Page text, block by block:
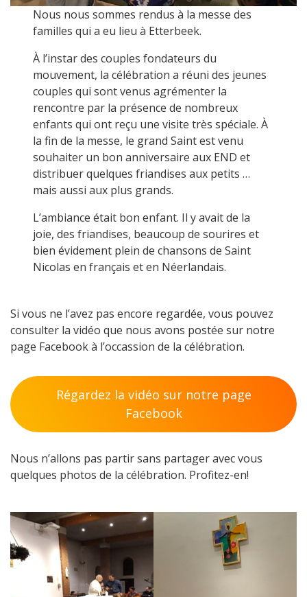
Nous nous sommes rendus à la messe des
familles qui a eu lieu à Etterbeek.
À l’instar des couples fondateurs du
mouvement, la célébration a réuni des jeunes
couples qui sont venus agrémenter la
rencontre par la présence de nombreux
enfants qui ont reçu une visite très spéciale. À
la fin de la messe, le grand Saint est venu
souhaiter un bon anniversaire aux END et
distribuer quelques friandises aux petits …
mais aussi aux plus grands.
L’ambiance était bon enfant. Il y avait de la
joie, des friandises, beaucoup de sourires et
bien évidement plein de chansons de Saint
Nicolas en français et en Néerlandais.
Si vous ne l’avez pas encore regardée, vous pouvez
consulter la vidéo que nous avons postée sur notre
page Facebook à l’occassion de la célébration.
Régardez la vidéo sur notre page
Facebook
Nous n’allons pas partir sans partager avec vous
quelques photos de la célébration. Profitez-en!